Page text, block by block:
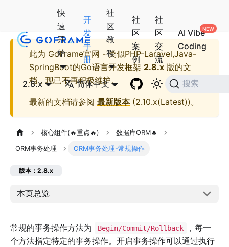
快
速
开
始
开
发
手
册
社
区
教
程
社
区
案
例
社
区
交
流
AI Vibe
Coding
2.8.x 简体中文 搜索
此为 GoFrame官网 - 类似PHP-Laravel,Java-
SpringBoot的Go语言开发框架 2.8.x 版的文
档，现已不再积极维护。
最新的文档请参阅 最新版本(2.10.x(Latest))。
核心组件(🔥重点🔥) 数据库ORM🔥
ORM事务处理 ORM事务处理-常规操作
版本：2.8.x
本页总览
常规的事务操作方法为 Begin/Commit/Rollback
，每一
个方法指定特定的事务操作。开启事务操作可以通过执行